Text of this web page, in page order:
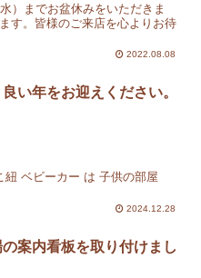
）までお盆休みをいただきま
す。皆様のご来店を心よりお待
2022.08.08
い年をお迎えください。
ベビーカー は 子供の部屋
2024.12.28
案内看板を取り付けまし